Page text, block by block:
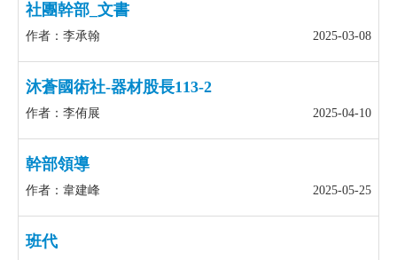
社團幹部_文書
作者：李承翰 2025-03-08
沐蒼國術社-器材股長113-2
作者：李侑展 2025-04-10
幹部領導
作者：韋建峰 2025-05-25
班代